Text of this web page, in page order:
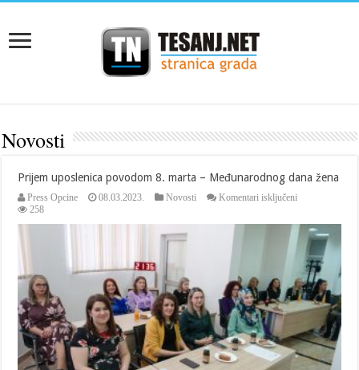
Novosti
Prijem uposlenica povodom 8. marta – Međunarodnog dana žena
Press Opcine 08.03.2023. Novosti Komentari isključeni
povodom
marta
Međunarodnog
dana
žena
258